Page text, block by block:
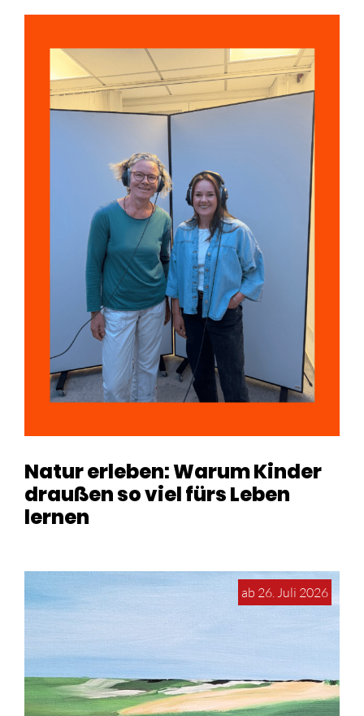
Natur erleben: Warum Kinder
draußen so viel fürs Leben
lernen
ab 26. Juli 2026